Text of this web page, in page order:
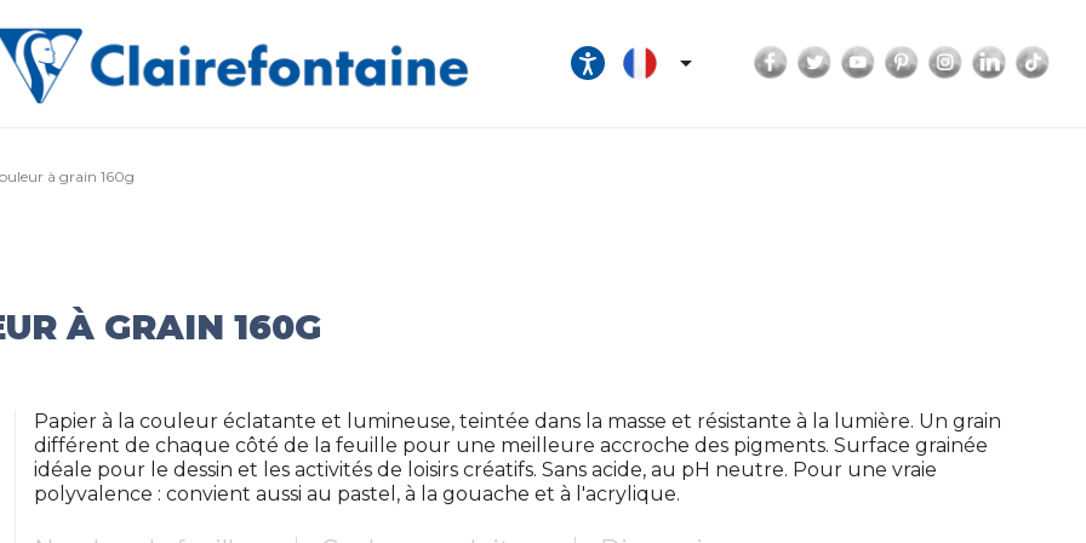
 Facebook
TwitterYouTubePinterestInstagram
à grain 160g
À GRAIN 160G
Papier à la couleur éclatante et lumineuse, teintée dans la masse et résistante à la lumière. Un grain
différent de chaque côté de la feuille pour une meilleure accroche des pigments. Surface grainée
idéale pour le dessin et les activités de loisirs créatifs. Sans acide, au pH neutre. Pour une vraie
polyvalence : convient aussi au pastel, à la gouache et à l'acrylique.